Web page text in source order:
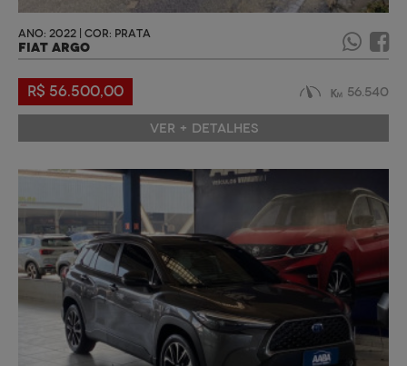
ANO: 2022 | COR: PRATA
FIAT ARGO
R$ 56.500,00 56.540
VER + DETALHES